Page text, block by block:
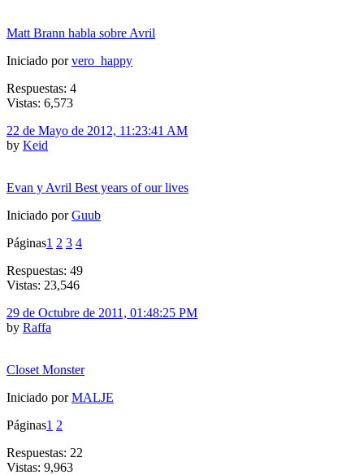
Matt Brann habla sobre Avril
Iniciado porvero_happy
Respuestas: 4
Vistas: 6,573
22 de Mayo de 2012, 11:23:41 AM
by Keid
Evan y Avril Best years of our lives
Iniciado porGuub
Páginas1 2 3 4
Respuestas: 49
Vistas: 23,546
29 de Octubre de 2011, 01:48:25 PM
by Raffa
Closet Monster
Iniciado porMALJE
Páginas1 2
Respuestas: 22
Vistas: 9,963